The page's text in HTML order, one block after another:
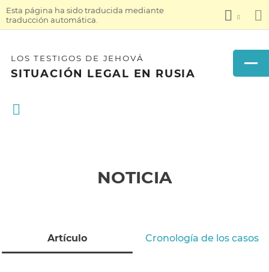
Esta página ha sido traducida mediante
traducción automática.
LOS TESTIGOS DE JEHOVÁ
SITUACIÓN LEGAL EN RUSIA
NOTICIA
Artículo Cronología de los casos